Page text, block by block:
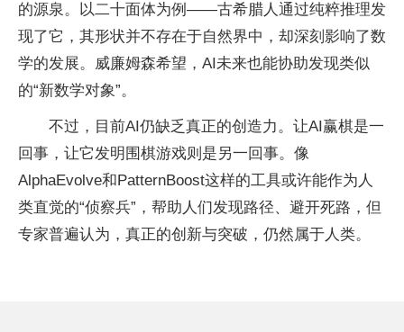
的源泉。以二十面体为例——古希腊人通过纯粹推理发
现了它，其形状并不存在于自然界中，却深刻影响了数
学的发展。威廉姆森希望，AI未来也能协助发现类似
的“新数学对象”。
不过，目前AI仍缺乏真正的创造力。让AI赢棋是一
回事，让它发明围棋游戏则是另一回事。像
AlphaEvolve和PatternBoost这样的工具或许能作为人
类直觉的“侦察兵”，帮助人们发现路径、避开死路，但
专家普遍认为，真正的创新与突破，仍然属于人类。